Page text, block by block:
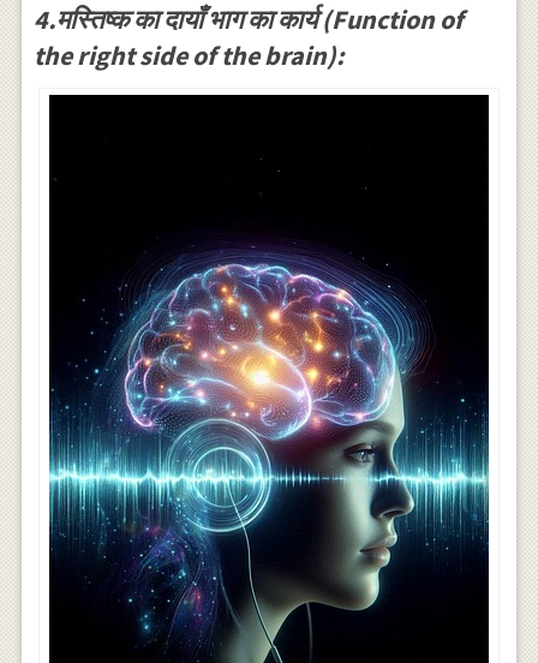
4.मस्तिष्क का दायाँ भाग का कार्य (Function of
the right side of the brain):